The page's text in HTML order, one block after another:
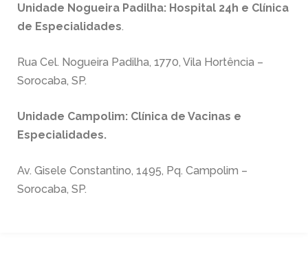
Unidade Nogueira Padilha: Hospital 24h e Clínica
de Especialidades.
Rua Cel. Nogueira Padilha, 1770, Vila Hortência –
Sorocaba, SP.
Unidade Campolim: Clínica de Vacinas e
Especialidades.
Av. Gisele Constantino, 1495, Pq. Campolim –
Sorocaba, SP.